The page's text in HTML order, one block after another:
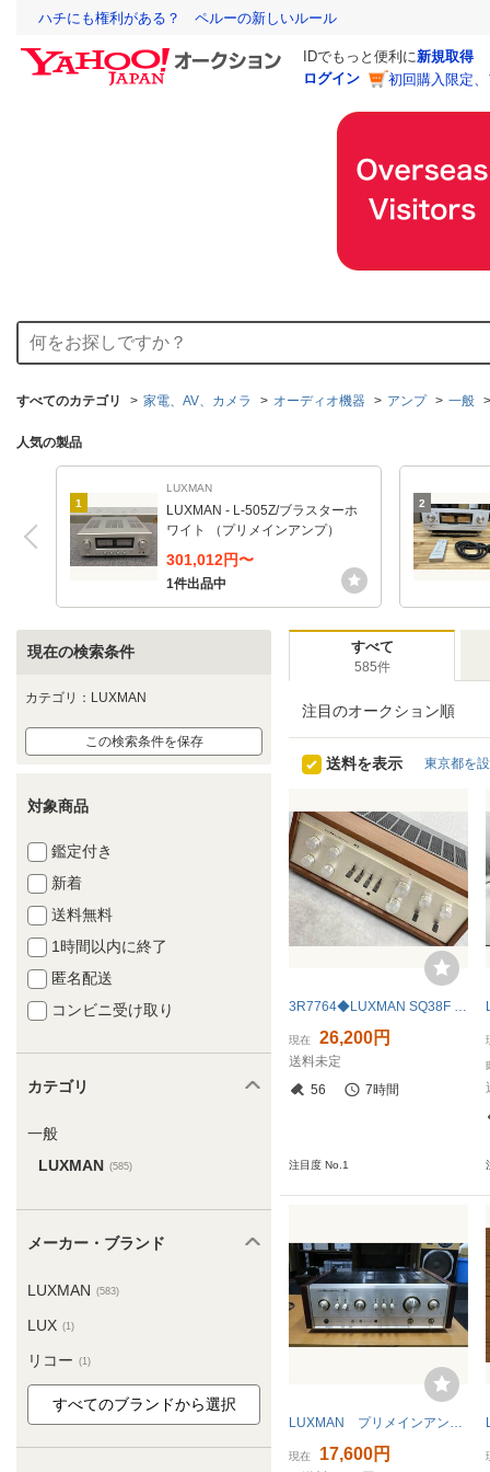
ハチにも権利がある？ ペルーの新しいルール
IDでもっと便利に新規取得
ログイン
初回購入限定
すべてのカテゴリ 家電、AV、カメラ オーディオ機器 アンプ 一般
人気の製品
1
LUXMAN
LUXMAN - L-505Z/ブラスターホ
ワイト （プリメインアンプ）
301,012円〜
1件出品中
2
現在の検索条件
カテゴリ：LUXMAN
この検索条件を保存
対象商品
鑑定付き
新着
送料無料
1時間以内に終了
匿名配送
コンビニ受け取り
カテゴリ
一般
LUXMAN (585)
メーカー・ブランド
LUXMAN (583)
LUX (1)
リコー (1)
すべて
585件
注目のオークション順
送料を表示 東京都を
3R7764◆LUXMAN SQ38F プリメインアンプ ラックスマン◆
現在 26,200円
送料未定
56
7時間
注目度 No.1
LUXMAN プリメインアンプ LX-360 電源入らずジャンク 改造品 部品取りに
現在 17,600円